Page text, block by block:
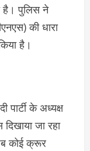
है। पुलिस ने
की धारा
है।
पार्टी के अध्‍यक्ष
जा रहा
कोई क्रूर